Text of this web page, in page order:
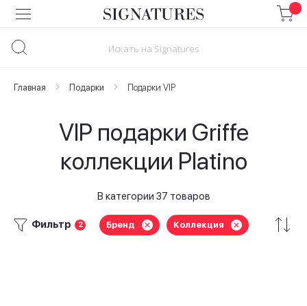
Skip
to
Главная Подарки Подарки VIP
VIP подарки Griffe
коллекции Platino
В категории 37 товаров
Фильтр 2 Бренд Коллекция